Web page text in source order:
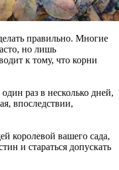
правильно. Многие
но лишь
к тому, что корни
раз в несколько дней,
впоследствии,
королевой вашего сада,
и стараться допускать